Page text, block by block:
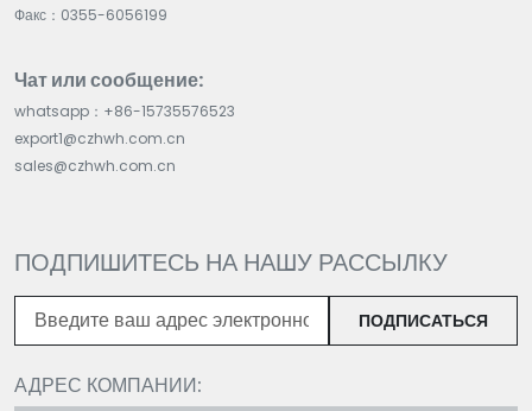
Факс：0355-6056199
Чат или сообщение:
whatsapp：+86-15735576523
export1@czhwh.com.cn
sales@czhwh.com.cn
ПОДПИШИТЕСЬ НА НАШУ РАССЫЛКУ
ПОДПИСАТЬСЯ
АДРЕС КОМПАНИИ: